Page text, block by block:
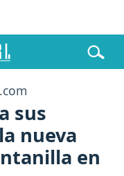
sus
nueva
en